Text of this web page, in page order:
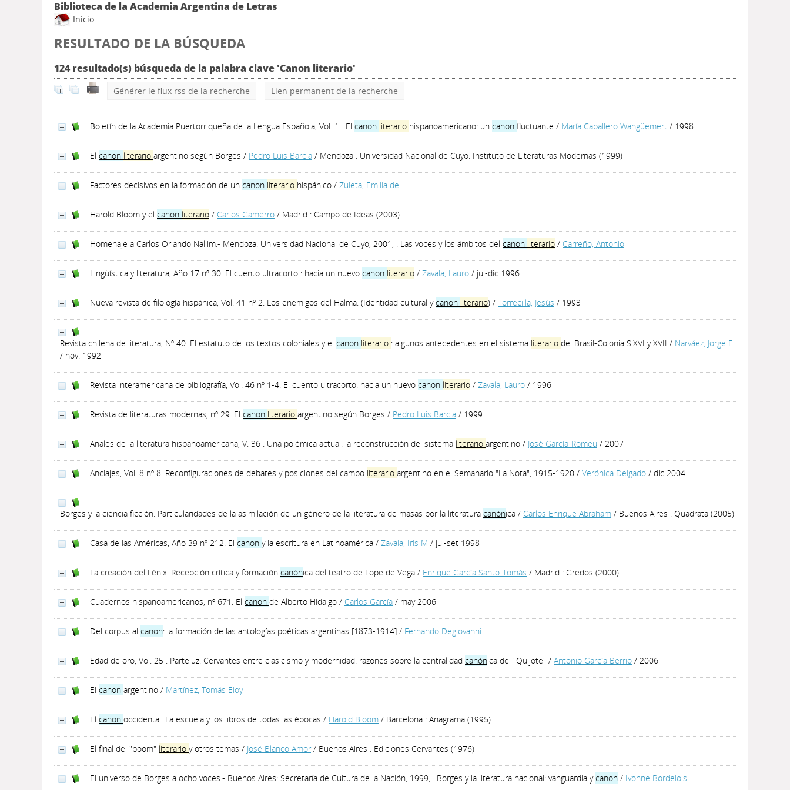
Biblioteca de la Academia Argentina de Letras
Inicio
RESULTADO DE LA BÚSQUEDA
124 resultado(s) búsqueda de la palabra clave 'Canon literario'
Générer le flux rss de la recherche Lien permanent de la recherche
Boletín de la Academia Puertorriqueña de la Lengua Española, Vol. 1 . El canon literario hispanoamericano: un canon fluctuante / María Caballero Wangüemert / 1998
El canon literario argentino según Borges / Pedro Luis Barcia / Mendoza : Universidad Nacional de Cuyo. Instituto de Literaturas Modernas (1999)
Factores decisivos en la formación de un canon literario hispánico / Zuleta, Emilia de
Harold Bloom y el canon literario / Carlos Gamerro / Madrid : Campo de Ideas (2003)
Homenaje a Carlos Orlando Nallim.- Mendoza: Universidad Nacional de Cuyo, 2001, . Las voces y los ámbitos del canon literario / Carreño, Antonio
Lingüística y literatura, Año 17 nº 30. El cuento ultracorto : hacia un nuevo canon literario / Zavala, Lauro / jul-dic 1996
Nueva revista de filología hispánica, Vol. 41 nº 2. Los enemigos del Halma. (Identidad cultural ycanon literario) / Torrecilla, Jesús / 1993
Revista chilena de literatura, Nº 40. El estatuto de los textos coloniales y el canon literario : algunos antecedentes en el sistema literario del Brasil-Colonia S.XVI y XVII / Narváez, Jorge E
/ nov. 1992
Revista interamericana de bibliografía, Vol. 46 nº 1-4. El cuento ultracorto: hacia un nuevo canon literario / Zavala, Lauro / 1996
Revista de literaturas modernas, nº 29. El canon literario argentino según Borges / Pedro Luis Barcia / 1999
Anales de la literatura hispanoamericana, V. 36 . Una polémica actual: la reconstrucción del sistema literario argentino / José García-Romeu / 2007
Anclajes, Vol. 8 nº 8. Reconfiguraciones de debates y posiciones del campo literario argentino en el Semanario "La Nota", 1915-1920 / Verónica Delgado / dic 2004
Borges y la ciencia ficción. Particularidades de la asimilación de un género de la literatura de masas por la literatura canónica / Carlos Enrique Abraham / Buenos Aires : Quadrata (2005)
Casa de las Américas, Año 39 nº 212. El canon y la escritura en Latinoamérica / Zavala, Iris M / jul-set 1998
La creación del Fénix. Recepción crítica y formación canónica del teatro de Lope de Vega / Enrique García Santo-Tomás / Madrid : Gredos (2000)
Cuadernos hispanoamericanos, nº 671. El canon de Alberto Hidalgo / Carlos García / may 2006
Del corpus al canon: la formación de las antologías poéticas argentinas [1873-1914] / Fernando Degiovanni
Edad de oro, Vol. 25 . Parteluz. Cervantes entre clasicismo y modernidad: razones sobre la centralidad canónica del "Quijote" / Antonio García Berrio / 2006
El canon argentino / Martínez, Tomás Eloy
El canon occidental. La escuela y los libros de todas las épocas / Harold Bloom / Barcelona : Anagrama (1995)
El final del "boom" literario y otros temas / José Blanco Amor / Buenos Aires : Ediciones Cervantes (1976)
El universo de Borges a ocho voces.- Buenos Aires: Secretaría de Cultura de la Nación, 1999, . Borges y la literatura nacional: vanguardia ycanon / Ivonne Bordelois